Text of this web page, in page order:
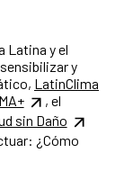
Latina y el
y
LatinClima
, el
sin Daño
¿Cómo